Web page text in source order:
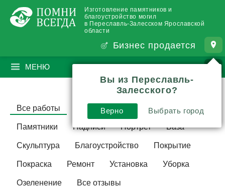
Изготовление памятников и
благоустройство могил
в Переславль-Залесском Ярославской
области
Бизнес продается
МЕНЮ ПОИСК
Все работы Комплекс 3D модель
Памятники Надписи Портрет Ваза
Скульптура Благоустройство Покрытие
Покраска Ремонт Установка Уборка
Озеленение Все отзывы
Вы из Переславль-
Залесского?
Верно Выбрать город